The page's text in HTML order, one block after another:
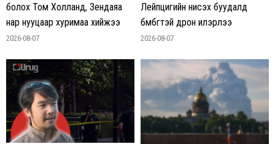
болох Том Холланд, Зендаяа
нар нууцаар хуримаа хийжээ
2026-08-07
Лейпцигийн нисэх буудалд
бөмбөгтэй дрон илэрлээ
2026-08-07